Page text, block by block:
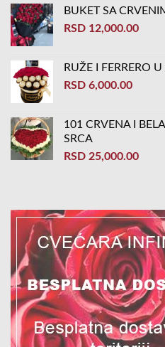
BUKET SA
RSD 12,000.00
RUŽE I FERRERO U
RSD 6,000.00
101 CRVENA I
SRCA
RSD 25,000.00